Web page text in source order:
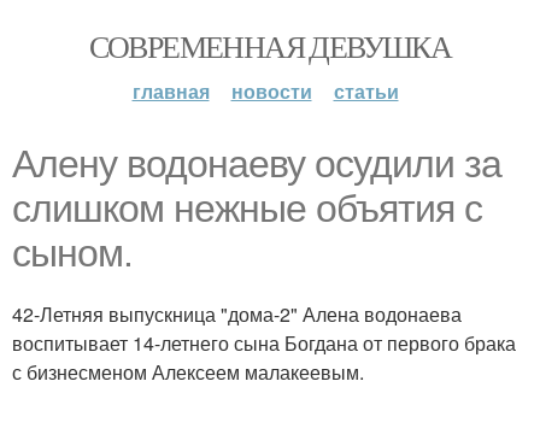
СОВРЕМЕННАЯ ДЕВУШКА
главная новости статьи
Алену водонаеву осудили за
слишком нежные объятия с
сыном.
42-Летняя выпускница "дома-2" Алена водонаева
воспитывает 14-летнего сына Богдана от первого брака
с бизнесменом Алексеем малакеевым.